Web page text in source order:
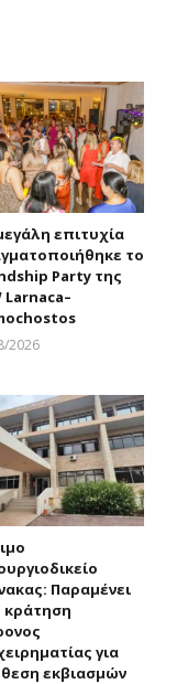
επιτυχία
το
Party της
Larnaca–
2026
Παραμένει
για
εκβιασμών